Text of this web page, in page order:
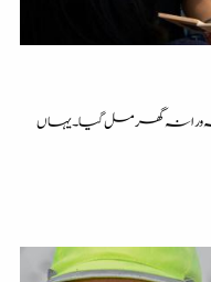
ورانہ گھر مل گیا۔ یہاں